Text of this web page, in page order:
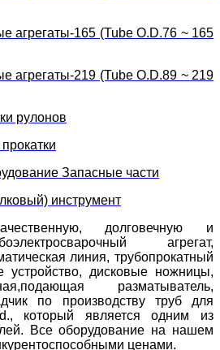
агрегаты-165 (Tube O.D.76 ~ 165
агрегаты-219 (Tube O.D.89 ~ 219
рулонов
Запасные части
инструмент
долговечную и
агрегат,
линия, трубопрокатный
устройство, дисковые ножницы,
разматыватель,
по производству труб для
который является одним из
Все оборудование на нашем
ценами.